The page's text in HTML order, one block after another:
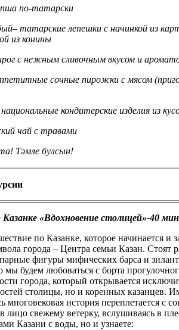
по-татарски
татарские лепешки с начинкой из
из конины
с нежным сливочным вкусом и
сочные пирожки с мясом
кондитерские изделия из
чай с травами
Тәмле булсын!
Казанке «Вдохновение столицей»-40 мин
по Казанке, которое начинается и
города – Центра семьи Казан. Стоят
фигуры мифических барса и
мы будем любоваться с борта
города, который открывается
столицы, но и коренных казанцев.
многовековая история переплетается с
лицо свежему ветерку, вслушиваясь в
Казани с воды, но и узнаете: